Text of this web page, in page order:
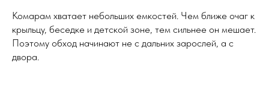
Комарам хватает небольших емкостей. Чем ближе очаг к
крыльцу, беседке и детской зоне, тем сильнее он мешает.
Поэтому обход начинают не с дальних зарослей, а с
двора.